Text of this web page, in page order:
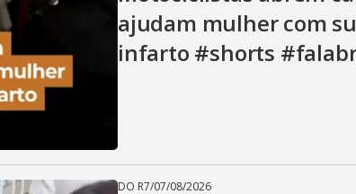
d
ajudam mulher com
infarto #shorts
DO R7/07/08/2026